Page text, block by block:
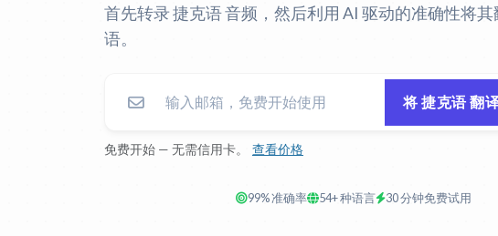
首先转录 捷克语 音频，然后利用 AI 驱动的准确性将
语。
将 捷克语 翻
免费开始 — 无需信用卡。 查看价格
99% 准确率 54+ 种语言 30 分钟免费试用